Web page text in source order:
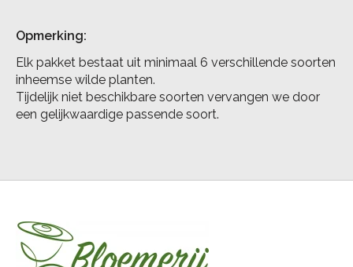
Opmerking:
Elk pakket bestaat uit minimaal 6 verschillende soorten
inheemse wilde planten.
Tijdelijk niet beschikbare soorten vervangen we door
een gelijkwaardige passende soort.